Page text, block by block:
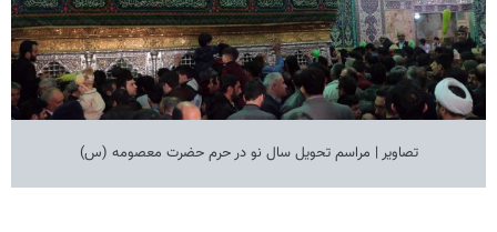
تصاویر | مراسم تحویل سال نو در حرم حضرت معصومه (س)